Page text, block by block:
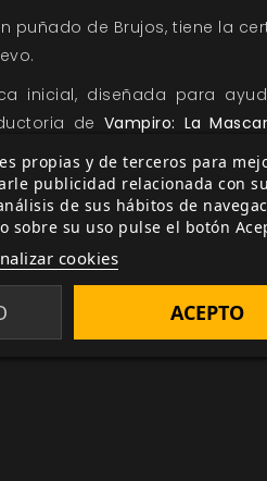
puñado de Brujos, tiene la
inicial, diseñada para
de Vampiro: La
alimentación, las
Sectas
que proporciona a los
Las 21 historias
para crear los múltiples
Suscríbete al boletín que
propias y de terceros para
publicidad relacionada con
de sus hábitos de
sobre su uso pulse el botón
cookies
ACEPTO